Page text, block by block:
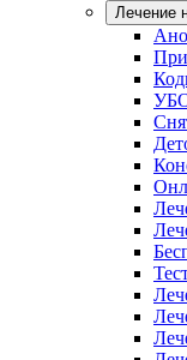
Лечение